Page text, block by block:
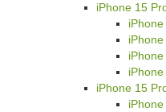
iPhone 15
iPhone 15